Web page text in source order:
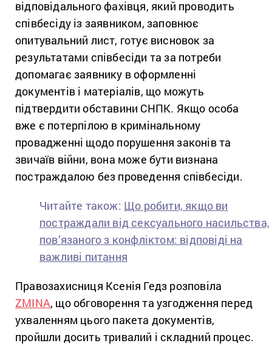
відповідального фахівця, який проводить
співбесіду із заявником, заповнює
опитувальний лист, готує висновок за
результатами співбесіди та за потреби
допомагає заявнику в оформленні
документів і матеріалів, що можуть
підтвердити обставини СНПК. Якщо особа
вже є потерпілою в кримінальному
провадженні щодо порушення законів та
звичаїв війни, вона може бути визнана
постраждалою без проведення співбесіди.
Читайте також: Що робити, якщо ви
постраждали від сексуального насильства,
пов’язаного з конфліктом: відповіді на
важливі питання
Правозахисниця Ксенія Гедз розповіла
ZMINA, що обговорення та узгодження перед
ухваленням цього пакета документів,
пройшли досить тривалий і складний процес.